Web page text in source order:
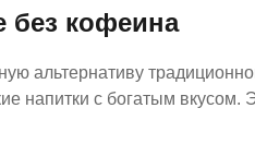
без кофеина
альтернативу
напитки с богатым